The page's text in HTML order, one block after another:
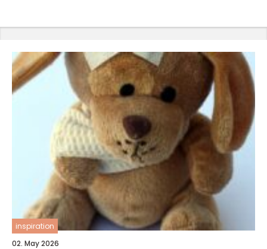
inspiration
02. May 2026